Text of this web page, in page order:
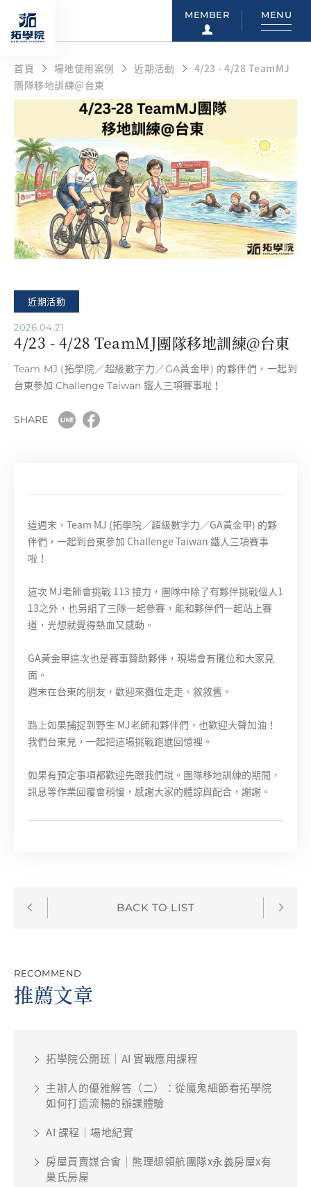
MEMBER MENU
首頁 場地使用案例 近期活動
4/23 - 4/28 TeamMJ
團隊移地訓練@台東
近期活動
2026.04.21
4/23 - 4/28 TeamMJ團隊移地訓練@台東
Team MJ (拓學院／超級數字力／GA黃金甲) 的夥伴們，一起到
台東參加 Challenge Taiwan 鐵人三項賽事啦！
SHARE
這週末，Team MJ (拓學院／超級數字力／GA黃金甲) 的夥
伴們，一起到台東參加 Challenge Taiwan 鐵人三項賽事
啦！
這次 MJ老師會挑戰 113 接力，團隊中除了有夥伴挑戰個人1
13之外，也另組了三隊一起參賽，能和夥伴們一起站上賽
道，光想就覺得熱血又感動。
GA黃金甲這次也是賽事贊助夥伴，現場會有攤位和大家見
面。
週末在台東的朋友，歡迎來攤位走走、敘敘舊。
路上如果捕捉到野生 MJ老師和夥伴們，也歡迎大聲加油！
我們台東見，一起把這場挑戰跑進回憶裡。
如果有預定事項都歡迎先跟我們說。團隊移地訓練的期間，
訊息等作業回覆會稍慢，感謝大家的體諒與配合，謝謝。
BACK TO LIST
RECOMMEND
推薦文章
拓學院公開班｜AI 實戰應用課程
主辦人的優雅解答（二）：從魔鬼細節看拓學院
如何打造流暢的辦課體驗
AI 課程｜場地紀實
房屋買賣媒合會｜熊理想領航團隊x永義房屋x有
巢氏房屋